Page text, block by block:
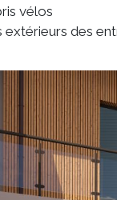
vélos
extérieurs des